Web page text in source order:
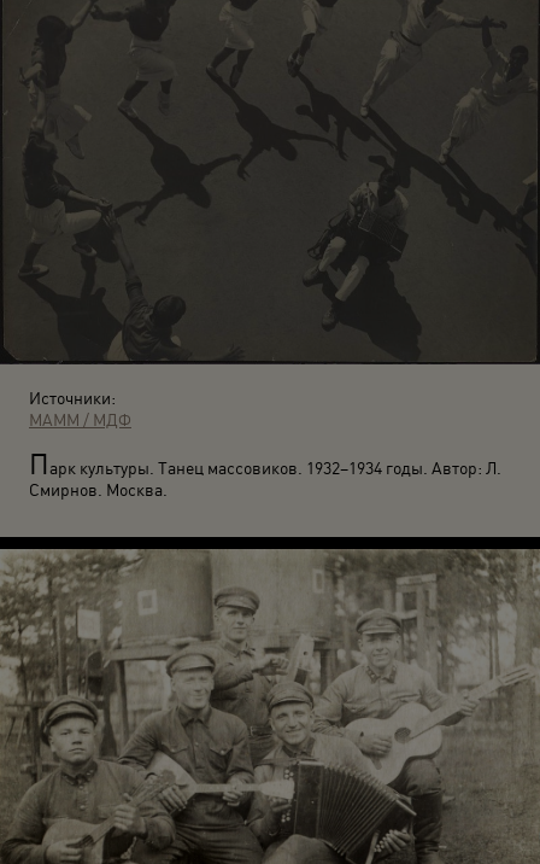
Источники:
МАММ / МДФ
Парк культуры. Танец массовиков. 1932–1934 годы. Автор: Л.
Смирнов. Москва.